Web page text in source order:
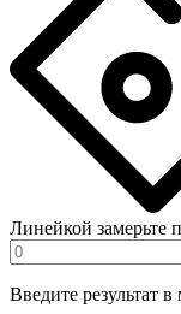
Линейкой замерьте
Введите результат